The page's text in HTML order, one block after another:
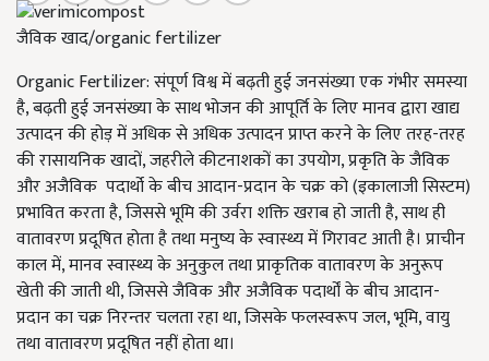
जैविक खाद/organic fertilizer
Organic Fertilizer: संपूर्ण विश्व में बढ़ती हुई जनसंख्या एक गंभीर समस्या
है, बढ़ती हुई जनसंख्या के साथ भोजन की आपूर्ति के लिए मानव द्वारा खाद्य
उत्पादन की होड़ में अधिक से अधिक उत्पादन प्राप्त करने के लिए तरह-तरह
की रासायनिक खादों, जहरीले कीटनाशकों का उपयोग, प्रकृति के जैविक
और अजैविक पदार्थो के बीच आदान-प्रदान के चक्र को (इकालाजी सिस्टम)
प्रभावित करता है, जिससे भूमि की उर्वरा शक्ति खराब हो जाती है, साथ ही
वातावरण प्रदूषित होता है तथा मनुष्य के स्वास्थ्य में गिरावट आती है। प्राचीन
काल में, मानव स्वास्थ्य के अनुकुल तथा प्राकृतिक वातावरण के अनुरूप
खेती की जाती थी, जिससे जैविक और अजैविक पदार्थों के बीच आदान-
प्रदान का चक्र निरन्तर चलता रहा था, जिसके फलस्वरूप जल, भूमि, वायु
तथा वातावरण प्रदूषित नहीं होता था।